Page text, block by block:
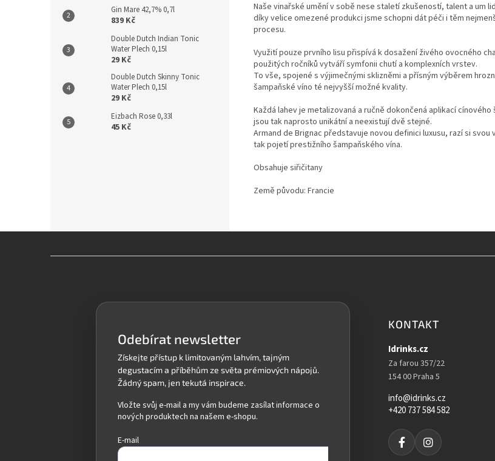
Gin Mare 42,7% 0,7l
839 Kč
Double Dutch Indian Tonic
Water Plech 0,15l
29 Kč
Double Dutch Skinny Tonic
Water Plech 0,15l
29 Kč
Eizbach Rose 0,33l
45 Kč
Naše vinařské umění v sobě nese staletí zkušeností, talent a um
díky velice omezené produkci jsme schopni dát péči i těm
procesu.
Využití pouze prvního lisu přispívá k dosažení živého ovocného
použitých ročníků vytváří symfonii chutí a komplexních vrstev.
To vše, spojené s výjimečnými sklizněmi a přísným výběrem
šampaňské víno té nejvyšší možné kvality.
Každá lahev je metalizovaná a ručně dokončená aplikací cínového
jsou tak naprosto unikátní a neexistují dvě stejné.
Armand de Brignac představuje novou definici luxusu, razí si
tak pojetí prestižního šampaňského vína.
Obsahuje siřičitany
Země původu: Francie
Odebírat newsletter
Vložte svůj e-mail a my vám budeme zasílat informace o
nových produktech na našem e-shopu.
E-mail
KONTAKT
Idrinks.cz
Za farou 357/22
154 00 Praha 5
info@idrinks.cz
+420 737 584 582